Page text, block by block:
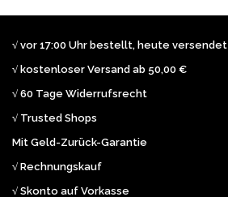
√ vor 17:00 Uhr bestellt, heute versendet
√ kostenloser Versand ab 50,00 €
√ 60 Tage Widerrufsrecht
√ Trusted Shops
Mit Geld-Zurück-Garantie
√ Rechnungskauf
√ Skonto auf Vorkasse